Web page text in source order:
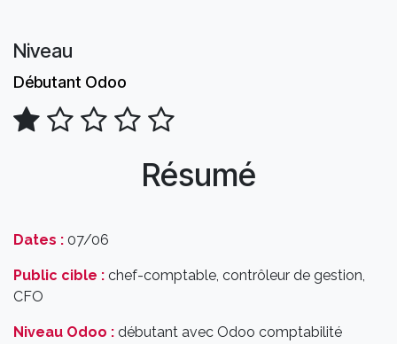
Niveau
Débutant Odoo
Résumé
Dates : 07/06
Public cible : chef-comptable, contrôleur de gestion,
CFO
Niveau Odoo : débutant avec Odoo comptabilité